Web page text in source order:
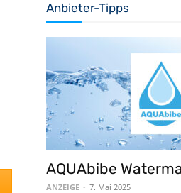
Anbieter-Tipps
AQUAbibe
ANZEIGE - 7. Mai 2025